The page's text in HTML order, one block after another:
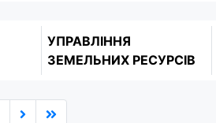
УПРАВЛІННЯ
ЗЕМЕЛЬНИХ РЕСУРСІВ